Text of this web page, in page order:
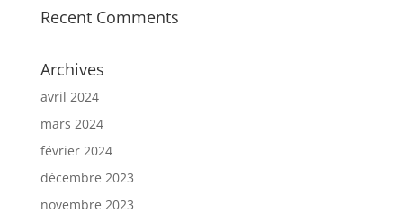
Recent Comments
Archives
avril 2024
mars 2024
février 2024
décembre 2023
novembre 2023